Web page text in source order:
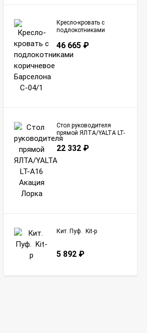
Кресло-кровать с
подлокотниками
С-04/1
46 665 ₽
Стол руководителя
прямой ЯЛТА/YALTA LT-
A16 Акация Лорка
22 332 ₽
Кит. Пуф. Kit-p
5 892 ₽